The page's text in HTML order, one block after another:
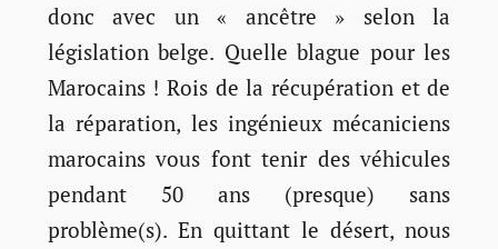
donc avec un « ancêtre » selon la
législation belge. Quelle blague pour les
Marocains ! Rois de la récupération et de
la réparation, les ingénieux mécaniciens
marocains vous font tenir des véhicules
pendant 50 ans (presque) sans
problème(s). En quittant le désert, nous